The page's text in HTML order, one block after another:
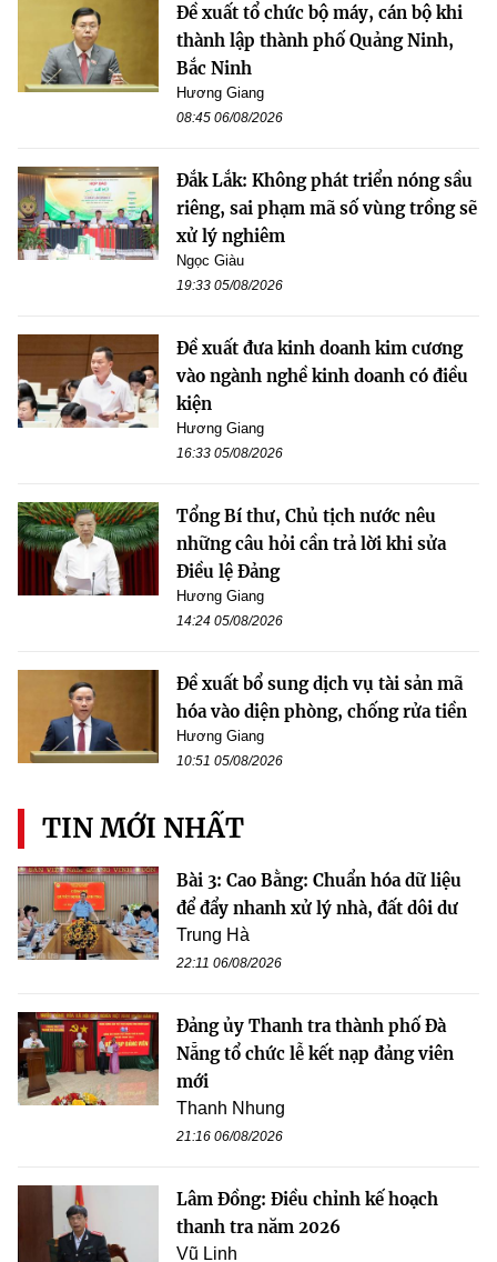
Đề xuất tổ chức bộ máy, cán bộ khi
thành lập thành phố Quảng Ninh,
Bắc Ninh
Hương Giang
08:45 06/08/2026
Đắk Lắk: Không phát triển nóng sầu
riêng, sai phạm mã số vùng trồng sẽ
xử lý nghiêm
Ngọc Giàu
19:33 05/08/2026
Đề xuất đưa kinh doanh kim cương
vào ngành nghề kinh doanh có điều
kiện
Hương Giang
16:33 05/08/2026
Tổng Bí thư, Chủ tịch nước nêu
những câu hỏi cần trả lời khi sửa
Điều lệ Đảng
Hương Giang
14:24 05/08/2026
Đề xuất bổ sung dịch vụ tài sản mã
hóa vào diện phòng, chống rửa tiền
Hương Giang
10:51 05/08/2026
TIN MỚI NHẤT
Bài 3: Cao Bằng: Chuẩn hóa dữ liệu
để đẩy nhanh xử lý nhà, đất dôi dư
Trung Hà
22:11 06/08/2026
Đảng ủy Thanh tra thành phố Đà
Nẵng tổ chức lễ kết nạp đảng viên
mới
Thanh Nhung
21:16 06/08/2026
Lâm Đồng: Điều chỉnh kế hoạch
thanh tra năm 2026
Vũ Linh